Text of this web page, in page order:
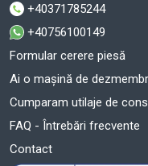
+40371785244
+40756100149
Formular cerere piesă
Ai o mașină de
Cumparam utilaje de
FAQ - Întrebări frecvente
Contact